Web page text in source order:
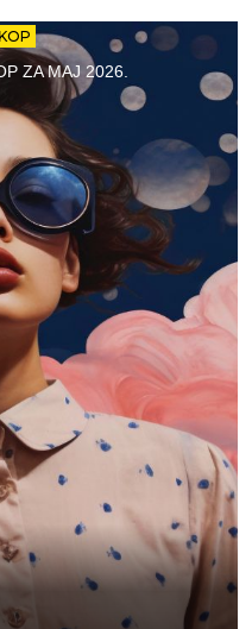
ZA MAJ 2026.